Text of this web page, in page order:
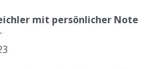
mit persönlicher Note